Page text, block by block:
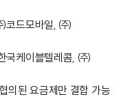
코드모바일, ㈜
국케이블텔레콤, ㈜
의된 요금제만 결합 가능